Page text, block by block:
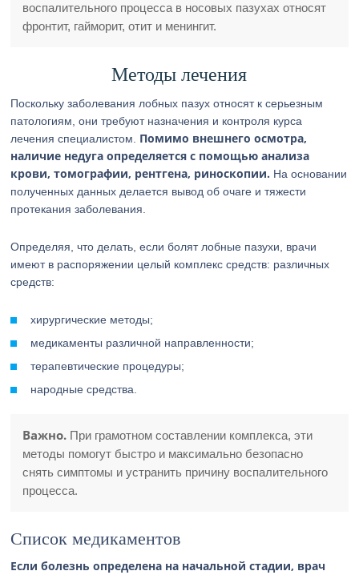
воспалительного процесса в носовых пазухах относят
фронтит, гайморит, отит и менингит.
Методы лечения
Поскольку заболевания лобных пазух относят к серьезным
патологиям, они требуют назначения и контроля курса
лечения специалистом. Помимо внешнего осмотра,
наличие недуга определяется с помощью анализа
крови, томографии, рентгена, риноскопии. На основании
полученных данных делается вывод об очаге и тяжести
протекания заболевания.
Определяя, что делать, если болят лобные пазухи, врачи
имеют в распоряжении целый комплекс средств: различных
средств:
хирургические методы;
медикаменты различной направленности;
терапевтические процедуры;
народные средства.
Важно. При грамотном составлении комплекса, эти
методы помогут быстро и максимально безопасно
снять симптомы и устранить причину воспалительного
процесса.
Список медикаментов
Если болезнь определена на начальной стадии, врач